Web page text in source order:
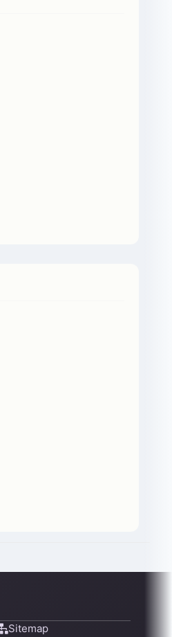
Sitemap